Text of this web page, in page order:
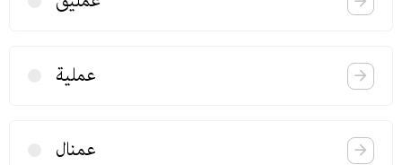
عملیة
عمنال